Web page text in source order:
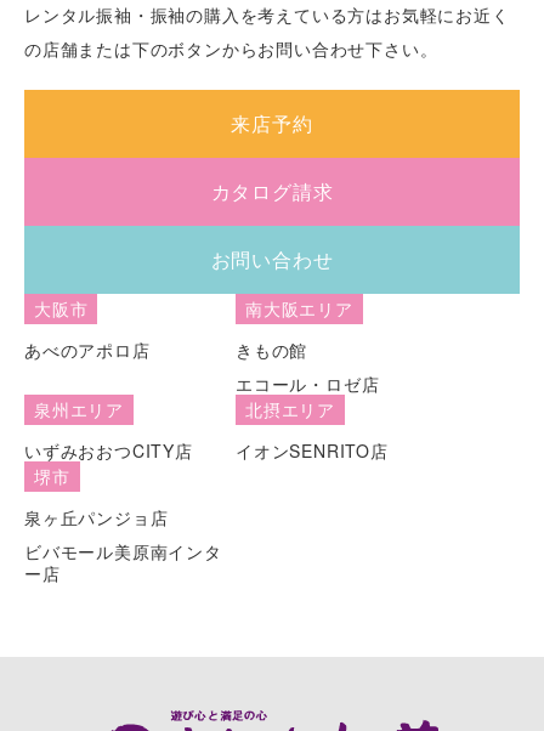
レンタル振袖・振袖の購入を考えている方はお気軽にお近く
の店舗または下のボタンからお問い合わせ下さい。
来店予約
カタログ請求
お問い合わせ
大阪市
あべのアポロ店
南大阪エリア
きもの館
エコール・ロゼ店
泉州エリア
いずみおおつCITY店
北摂エリア
イオンSENRITO店
堺市
泉ヶ丘パンジョ店
ビバモール美原南インタ
ー店